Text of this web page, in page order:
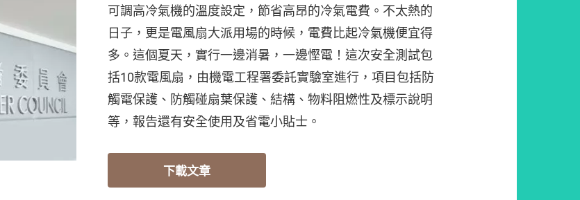
可調高冷氣機的溫度設定，節省高昂的冷氣電費。不太熱的
日子，更是電風扇大派用場的時候，電費比起冷氣機便宜得
多。這個夏天，實行一邊消暑，一邊慳電！這次安全測試包
括10款電風扇，由機電工程署委託實驗室進行，項目包括防
觸電保護、防觸碰扇葉保護、結構、物料阻燃性及標示說明
等，報告還有安全使用及省電小貼士。
下載文章